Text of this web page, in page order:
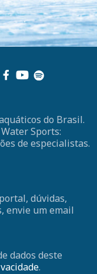
do Brasil.
Sports:
de especialistas.
dúvidas,
envie um email
dados deste
.